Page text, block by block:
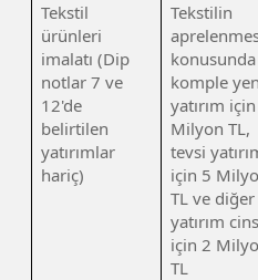
Tekstil
ürünleri
imalatı (Dip
notlar 7 ve
12'de
belirtilen
yatırımlar
hariç)
Tekstilin
konusunda
komple
yatırım
Milyon TL,
tevsi
için 5
TL ve diğer
yatırım
için 2
TL